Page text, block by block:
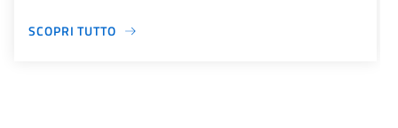
SCOPRI TUTTO